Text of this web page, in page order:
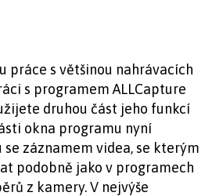
práce s většinou nahrávacích
s programem ALLCapture
druhou část jeho funkcí
okna programu nyní
se záznamem videa, se kterým
podobně jako v programech
z kamery. V nejvýše